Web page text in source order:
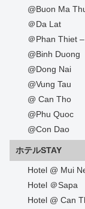
@Buon Ma
＠Da Lat
＠Phan Thiet
@Binh Duong
@Dong Nai
@Vung Tau
@ Can Tho
@Phu Quoc
@Con Dao
ホテルSTAY
Hotel @ Mui
Hotel ＠Sapa
Hotel @ Can